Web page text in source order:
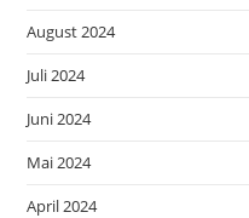
August 2024
Juli 2024
Juni 2024
Mai 2024
April 2024